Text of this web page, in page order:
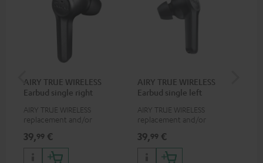
AIRY TRUE WIRELESS
Earbud single right
AIRY TRUE WIRELESS
replacement and/or
suitable for the AIRY TWS
39,99 €
AIRY TRUE WIRELESS
Earbud single left
AIRY TRUE WIRELESS
replacement and/or
suitable for the AIRY TWS
39,99 €